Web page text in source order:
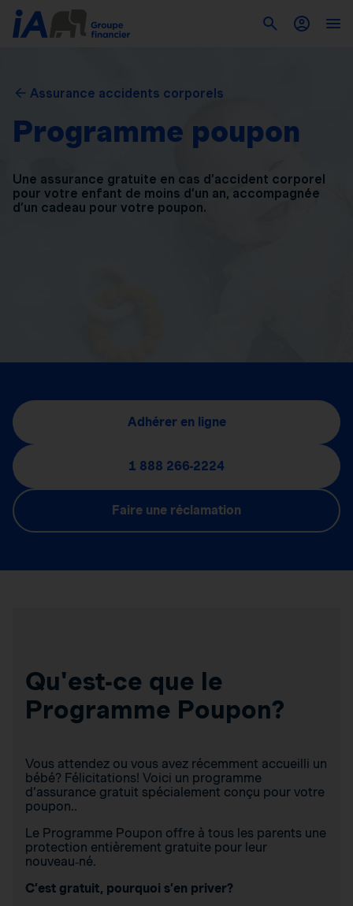
Assurance accidents corporels
Programme poupon
Une assurance gratuite en cas d’accident corporel
pour votre enfant de moins d’un an, accompagnée
d’un cadeau pour votre poupon.
Adhérer en ligne
1 888 266-2224
Faire une réclamation
Qu'est-ce que le
Programme Poupon?
Vous attendez ou vous avez récemment accueilli un
bébé? Félicitations! Voici un programme
d’assurance gratuit spécialement conçu pour votre
poupon..
Le Programme Poupon offre à tous les parents une
protection entièrement gratuite pour leur
nouveau‑né.
C’est gratuit, pourquoi s’en priver?